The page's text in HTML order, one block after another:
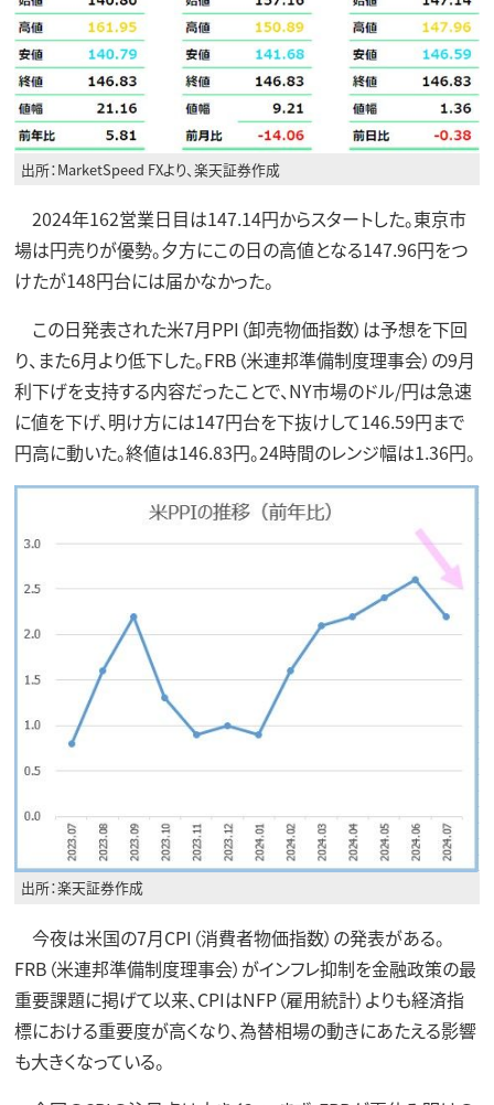
出所：MarketSpeed FXより、楽天証券作成
2024年162営業日目は147.14円からスタートした。東京市
場は円売りが優勢。夕方にこの日の高値となる147.96円をつ
けたが148円台には届かなかった。
この日発表された米7月PPI（卸売物価指数）は予想を下回
り、また6月より低下した。FRB（米連邦準備制度理事会）の9月
利下げを支持する内容だったことで、NY市場のドル/円は急速
に値を下げ、明け方には147円台を下抜けして146.59円まで
円高に動いた。終値は146.83円。24時間のレンジ幅は1.36円。
出所：楽天証券作成
今夜は米国の7月CPI（消費者物価指数）の発表がある。
FRB（米連邦準備制度理事会）がインフレ抑制を金融政策の最
重要課題に掲げて以来、CPIはNFP（雇用統計）よりも経済指
標における重要度が高くなり、為替相場の動きにあたえる影響
も大きくなっている。